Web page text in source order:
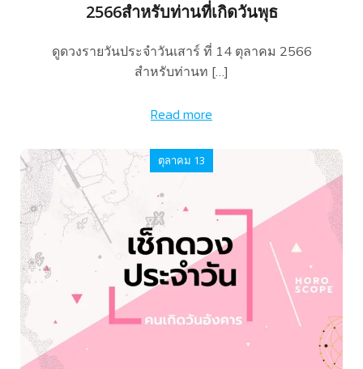
2566สำหรับท่านที่เกิดวันพุธ
ดูดวงรายวันประจำวันเสาร์ ที่ 14 ตุลาคม 2566
สำหรับท่านท […]
Read more
ตุลาคม 13